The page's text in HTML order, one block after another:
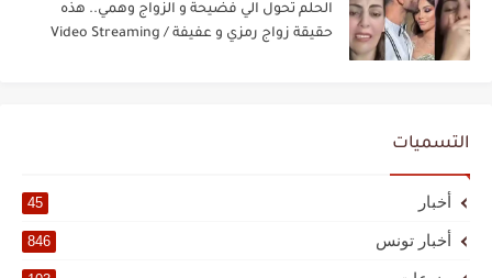
الحلم تحول الي فضيحة و الزواج وهمي.. هذه
حقيقة زواج رمزي و عفيفة / Video Streaming
التسميات
أخبار 45
أخبار تونس 846